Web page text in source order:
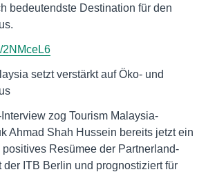
bedeutendste Destination für den
2NMceL6
setzt verstärkt auf Öko- und
zog Tourism Malaysia-
Ahmad Shah Hussein bereits jetzt ein
Resümee der Partnerland-
der ITB Berlin und prognostiziert für